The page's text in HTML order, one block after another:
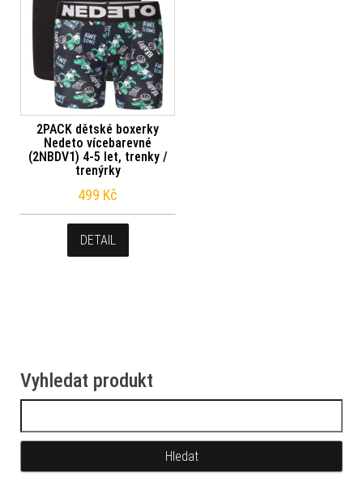
2PACK dětské boxerky
Nedeto vícebarevné
(2NBDV1) 4-5 let, trenky /
trenýrky
499 Kč
DETAIL
Vyhledat produkt